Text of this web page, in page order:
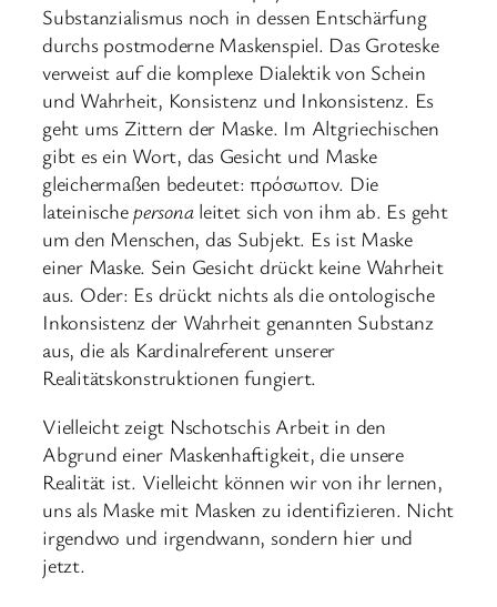
Substanzialismus noch in dessen Entschärfung
durchs postmoderne Maskenspiel. Das Groteske
verweist auf die komplexe Dialektik von Schein
und Wahrheit, Konsistenz und Inkonsistenz. Es
geht ums Zittern der Maske. Im Altgriechischen
gibt es ein Wort, das Gesicht und Maske
gleichermaßen bedeutet: πρόσωπον. Die
lateinischepersonaleitet sich von ihm ab. Es geht
um den Menschen, das Subjekt. Es ist Maske
einer Maske. Sein Gesicht drückt keine Wahrheit
aus. Oder: Es drückt nichts als die ontologische
Inkonsistenz der Wahrheit genannten Substanz
aus, die als Kardinalreferent unserer
Realitätskonstruktionen fungiert.
Vielleicht zeigt Nschotschis Arbeit in den
Abgrund einer Maskenhaftigkeit, die unsere
Realität ist. Vielleicht können wir von ihr lernen,
uns als Maske mit Masken zu identifizieren. Nicht
irgendwo und irgendwann, sondern hier und
jetzt.